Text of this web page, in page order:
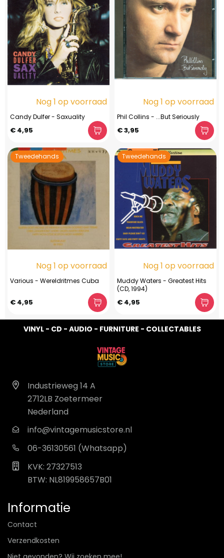
Nog 1 op voorraad
Candy Dulfer - Saxuality
€ 4,95
Nog 1 op voorraad
Phil Collins - ...But Seriously
€ 3,95
Tweedehands
Nog 1 op voorraad
Various - Wereldritmes Cuba
€ 4,95
Tweedehands
Nog 1 op voorraad
Muddy Waters - Greatest Hits
(CD, 1994)
€ 4,95
VINYL - CD - AUDIO - FURNITURE - COLLECTABLES
Industrieweg 14 A
2712LB Zoetermeer
Nederland
info@vintagemusicstore.nl
06-36130561 (Whatsapp)
KVK: 27327513
BTW: NL819958657B01
Informatie
Contact
Verzendkosten